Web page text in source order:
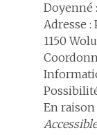
Doyenné :
Adresse :
1150
En